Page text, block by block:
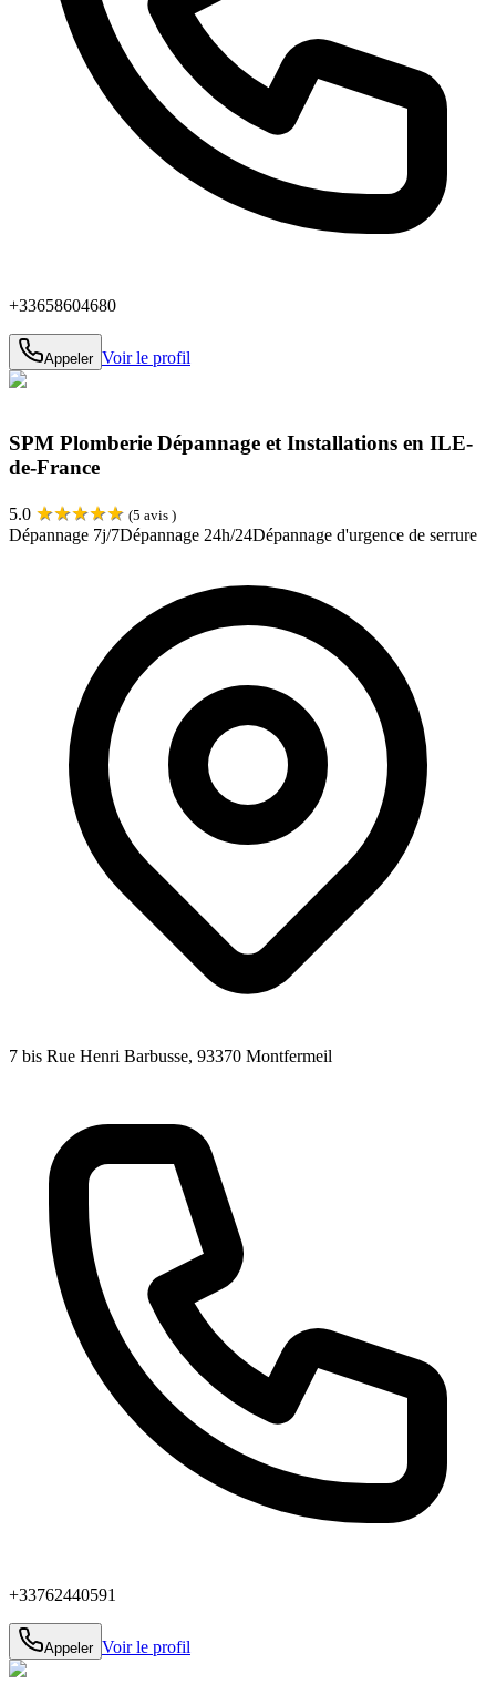
+33658604680
Appeler Voir le profil
SPM Plomberie Dépannage et Installations en ILE-
de-France
5.0 ★★★★★ (5 avis )
Dépannage 7j/7Dépannage 24h/24Dépannage d'urgence de serrure
7 bis Rue Henri Barbusse, 93370 Montfermeil
+33762440591
Appeler Voir le profil